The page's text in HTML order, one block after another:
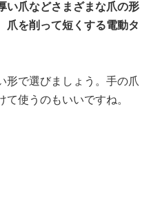
い爪などさまざまな爪の形
爪を削って短くする電動タ
形で選びましょう。手の爪
使うのもいいですね。